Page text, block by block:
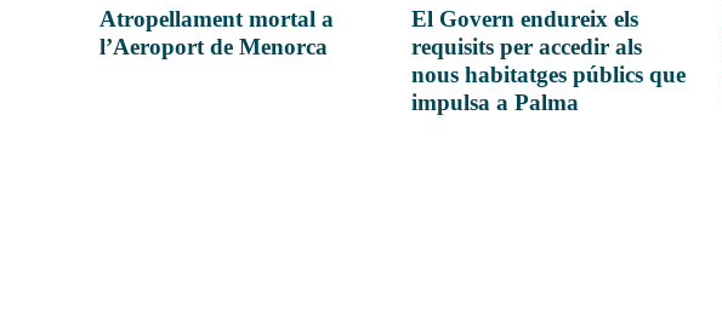
Atropellament mortal a
l’Aeroport de Menorca
El Govern endureix els
requisits per accedir als
nous habitatges públics que
impulsa a Palma